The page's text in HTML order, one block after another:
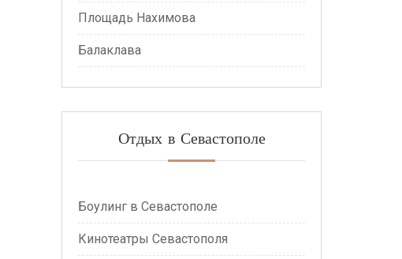
Площадь Нахимова
Балаклава
Отдых в Севастополе
Боулинг в Севастополе
Кинотеатры Севастополя